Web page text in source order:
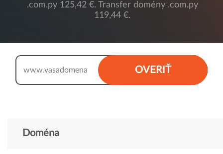
.com.py 125,42 €. Transfer domény .com.py
119,44 €.
OVERIŤ
www.
Doména